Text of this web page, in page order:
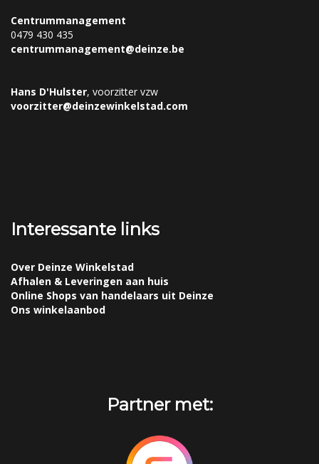
Centrummanagement
0479 430 435
centrummanagement@deinze.be
Hans D'Hulster, voorzitter vzw
voorzitter@deinzewinkelstad.com
Interessante links
Over Deinze Winkelstad
Afhalen & Leveringen aan huis
Online Shops van handelaars uit Deinze
Ons winkelaanbod
Partner met: